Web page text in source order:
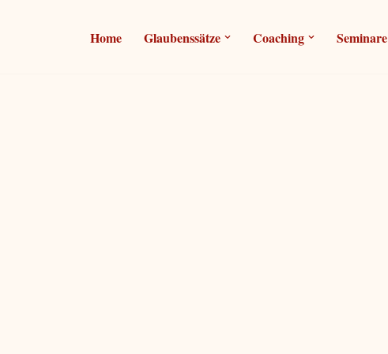
Home Glaubenssätze Coaching Seminare